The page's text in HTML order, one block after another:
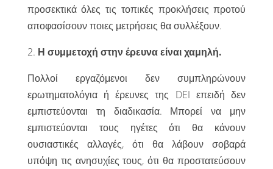
προσεκτικά όλες τις τοπικές προκλήσεις προτού
αποφασίσουν ποιες μετρήσεις θα συλλέξουν.
2. Η συμμετοχή στην έρευνα είναι χαμηλή.
Πολλοί εργαζόμενοι δεν συμπληρώνουν
ερωτηματολόγια ή έρευνες της DEI επειδή δεν
εμπιστεύονται τη διαδικασία. Μπορεί να μην
εμπιστεύονται τους ηγέτες ότι θα κάνουν
ουσιαστικές αλλαγές, ότι θα λάβουν σοβαρά
υπόψη τις ανησυχίες τους, ότι θα προστατεύσουν